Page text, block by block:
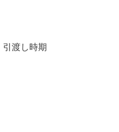
引渡し時期